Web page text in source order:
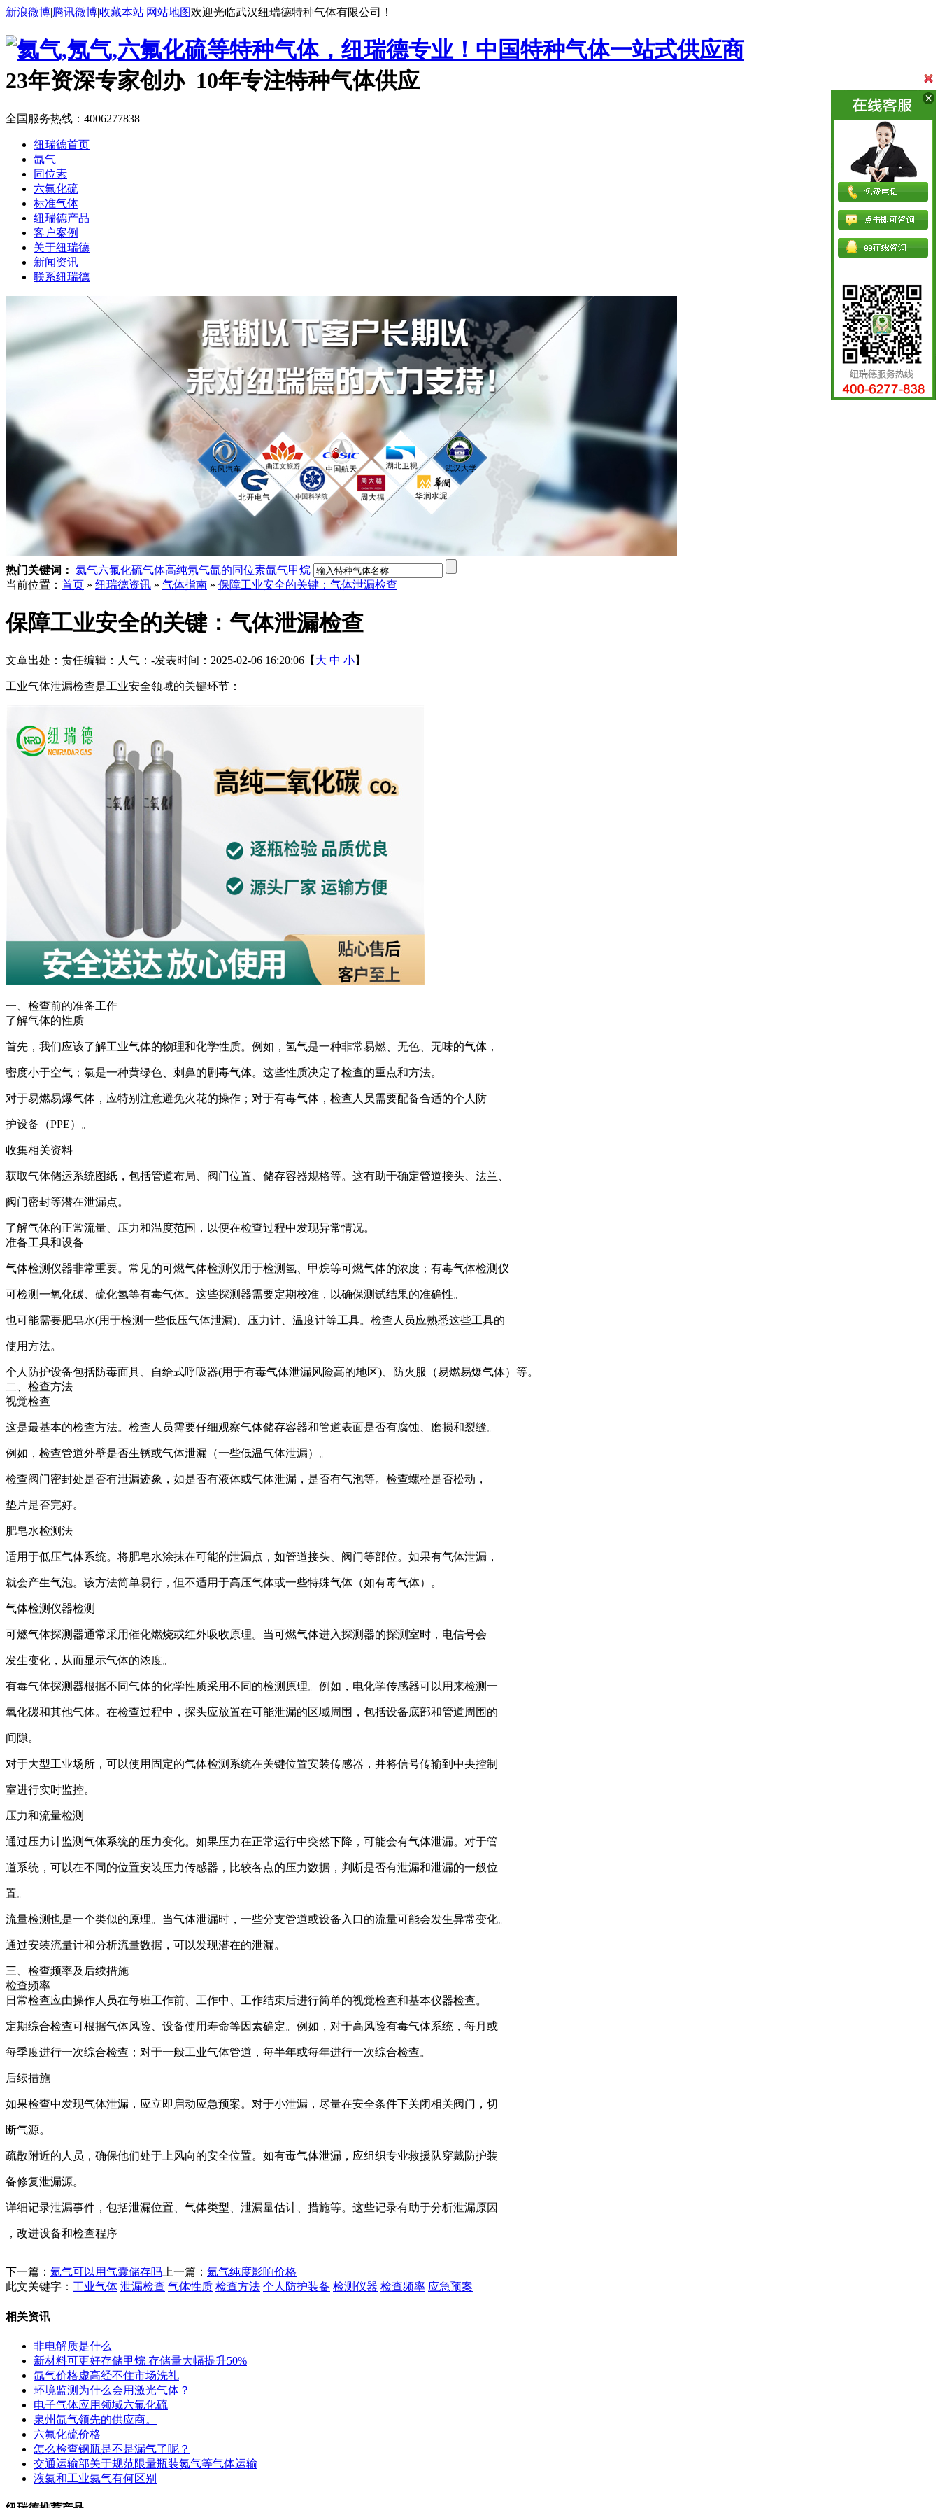
新浪微博|腾讯微博|收藏本站|网站地图欢迎光临武汉纽瑞德特种气体有限公司！
中国特种气体一站式供应商
23年资深专家创办 10年专注特种气体供应
全国服务热线： 4006277838
纽瑞德首页
氙气
同位素
六氟化硫
标准气体
纽瑞德产品
客户案例
关于纽瑞德
新闻资讯
联系纽瑞德
热门关键词： 氦气六氟化硫气体高纯氖气氙的同位素氙气甲烷
当前位置： 首页 » 纽瑞德资讯 » 气体指南 » 保障工业安全的关键：气体泄漏检查
保障工业安全的关键：气体泄漏检查
文章出处： 责任编辑： 人气： -发表时间：2025-02-06 16:20:06【 大 中 小】
工业气体泄漏检查是工业安全领域的关键环节：
一、检查前的准备工作
了解气体的性质
首先，我们应该了解工业气体的物理和化学性质。例如，氢气是一种非常易燃、无色、无味的气体，
密度小于空气；氯是一种黄绿色、刺鼻的剧毒气体。这些性质决定了检查的重点和方法。
对于易燃易爆气体，应特别注意避免火花的操作；对于有毒气体，检查人员需要配备合适的个人防
护设备（PPE）。
收集相关资料
获取气体储运系统图纸，包括管道布局、阀门位置、储存容器规格等。这有助于确定管道接头、法兰、
阀门密封等潜在泄漏点。
了解气体的正常流量、压力和温度范围，以便在检查过程中发现异常情况。
准备工具和设备
气体检测仪器非常重要。常见的可燃气体检测仪用于检测氢、甲烷等可燃气体的浓度；有毒气体检测仪
可检测一氧化碳、硫化氢等有毒气体。这些探测器需要定期校准，以确保测试结果的准确性。
也可能需要肥皂水(用于检测一些低压气体泄漏)、压力计、温度计等工具。检查人员应熟悉这些工具的
使用方法。
个人防护设备包括防毒面具、自给式呼吸器(用于有毒气体泄漏风险高的地区)、防火服（易燃易爆气体）等。
二、检查方法
视觉检查
这是最基本的检查方法。检查人员需要仔细观察气体储存容器和管道表面是否有腐蚀、磨损和裂缝。
例如，检查管道外壁是否生锈或气体泄漏（一些低温气体泄漏）。
检查阀门密封处是否有泄漏迹象，如是否有液体或气体泄漏，是否有气泡等。检查螺栓是否松动，
垫片是否完好。
肥皂水检测法
适用于低压气体系统。将肥皂水涂抹在可能的泄漏点，如管道接头、阀门等部位。如果有气体泄漏，
就会产生气泡。该方法简单易行，但不适用于高压气体或一些特殊气体（如有毒气体）。
气体检测仪器检测
可燃气体探测器通常采用催化燃烧或红外吸收原理。当可燃气体进入探测器的探测室时，电信号会
发生变化，从而显示气体的浓度。
有毒气体探测器根据不同气体的化学性质采用不同的检测原理。例如，电化学传感器可以用来检测一
氧化碳和其他气体。在检查过程中，探头应放置在可能泄漏的区域周围，包括设备底部和管道周围的
间隙。
对于大型工业场所，可以使用固定的气体检测系统在关键位置安装传感器，并将信号传输到中央控制
室进行实时监控。
压力和流量检测
通过压力计监测气体系统的压力变化。如果压力在正常运行中突然下降，可能会有气体泄漏。对于管
道系统，可以在不同的位置安装压力传感器，比较各点的压力数据，判断是否有泄漏和泄漏的一般位
置。
流量检测也是一个类似的原理。当气体泄漏时，一些分支管道或设备入口的流量可能会发生异常变化。
通过安装流量计和分析流量数据，可以发现潜在的泄漏。
三、检查频率及后续措施
检查频率
日常检查应由操作人员在每班工作前、工作中、工作结束后进行简单的视觉检查和基本仪器检查。
定期综合检查可根据气体风险、设备使用寿命等因素确定。例如，对于高风险有毒气体系统，每月或
每季度进行一次综合检查；对于一般工业气体管道，每半年或每年进行一次综合检查。
后续措施
如果检查中发现气体泄漏，应立即启动应急预案。对于小泄漏，尽量在安全条件下关闭相关阀门，切
断气源。
疏散附近的人员，确保他们处于上风向的安全位置。如有毒气体泄漏，应组织专业救援队穿戴防护装
备修复泄漏源。
详细记录泄漏事件，包括泄漏位置、气体类型、泄漏量估计、措施等。这些记录有助于分析泄漏原因
，改进设备和检查程序
下一篇： 氦气可以用气囊储存吗 上一篇： 氦气纯度影响价格
此文关键字： 工业气体 泄漏检查 气体性质 检查方法 个人防护装备 检测仪器 检查频率 应急预案
相关资讯
非电解质是什么
新材料可更好存储甲烷 存储量大幅提升50%
氙气价格虚高经不住市场洗礼
环境监测为什么会用激光气体？
电子气体应用领域六氟化硫
泉州氙气领先的供应商。
六氟化硫价格
怎么检查钢瓶是不是漏气了呢？
交通运输部关于规范限量瓶装氮气等气体运输
液氦和工业氦气有何区别